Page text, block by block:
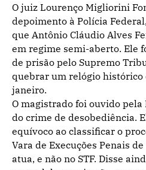
O juiz Lourenço Migliorini
depoimento à Polícia
que Antônio Cláudio Alves
em regime semi-aberto. Ele
de prisão pelo Supremo
quebrar um relógio histórico
janeiro.
O magistrado foi ouvido pela
do crime de desobediência.
equívoco ao classificar o
Vara de Execuções Penais
atua, e não no STF. Disse